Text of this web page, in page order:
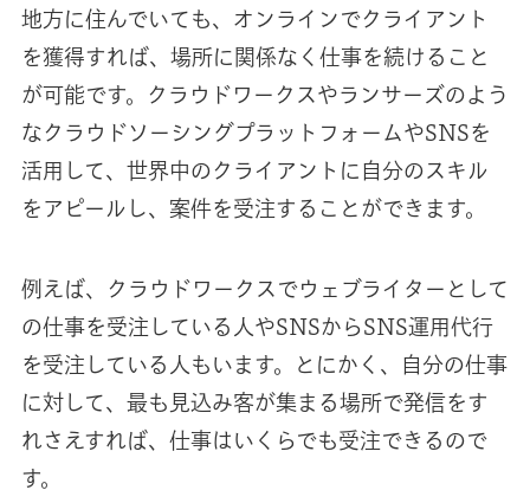
地方に住んでいても、オンラインでクライアント
を獲得すれば、場所に関係なく仕事を続けること
が可能です。クラウドワークスやランサーズのよう
なクラウドソーシングプラットフォームやSNSを
活用して、世界中のクライアントに自分のスキル
をアピールし、案件を受注することができます。
例えば、クラウドワークスでウェブライターとして
の仕事を受注している人やSNSからSNS運用代行
を受注している人もいます。とにかく、自分の仕事
に対して、最も見込み客が集まる場所で発信をす
れさえすれば、仕事はいくらでも受注できるので
す。